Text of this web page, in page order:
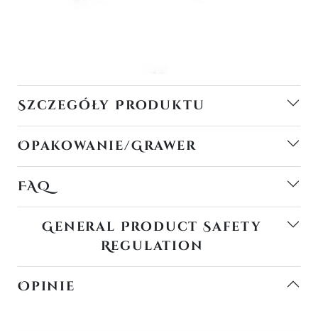
Szczegóły Produktu
Opakowanie/Grawer
FAQ
General Product Safety
Regulation
Opinie